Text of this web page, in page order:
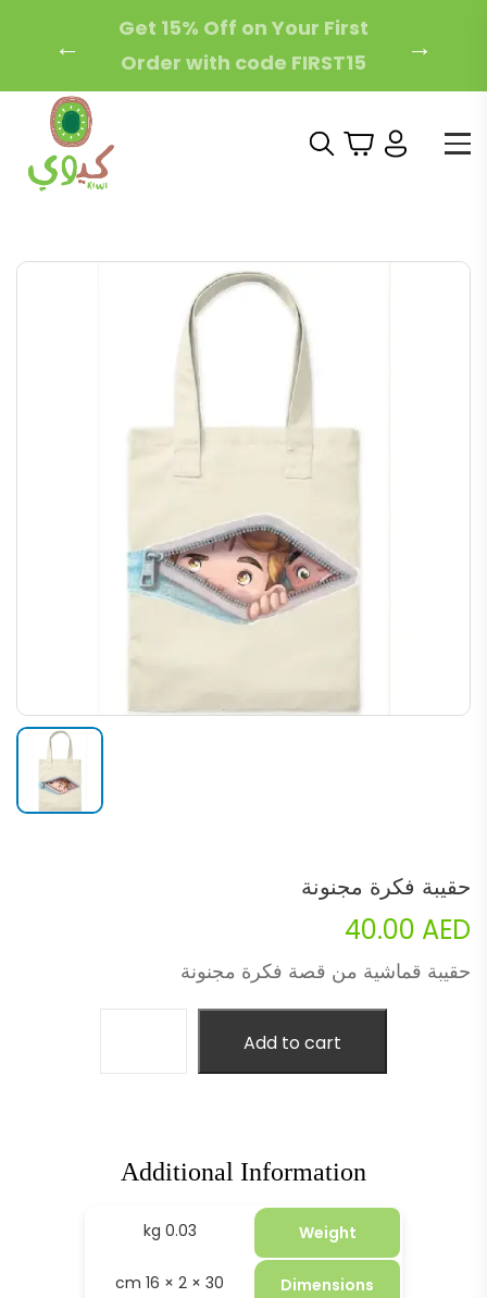
←
Free Local Shipping on
Orders Over 200 AED!
→
حقيبة فكرة مجنونة
40.00 AED
حقيبة قماشية من قصة فكرة مجنونة
Add to cart
Additional Information
Weight
0.03 kg
Dimensions
30 × 2 × 16 cm